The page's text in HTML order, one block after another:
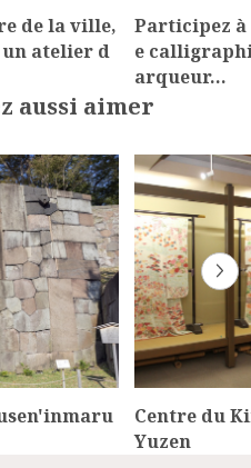
de la ville,
atelier d
Participez
e
arqueur…
aussi aimer
Centre du
Yuzen